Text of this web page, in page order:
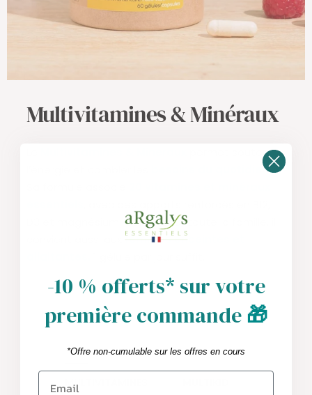
Multivitamines & Minéraux
permet soutenir
besoins du quotidien.
D3 et magnésium. Conçu pour toute la famille, il
femmes enceintes et
MULTIVITAMINES
-10 % offerts* sur votre
première commande🎁
*Offre non-cumulable sur les offres en cours